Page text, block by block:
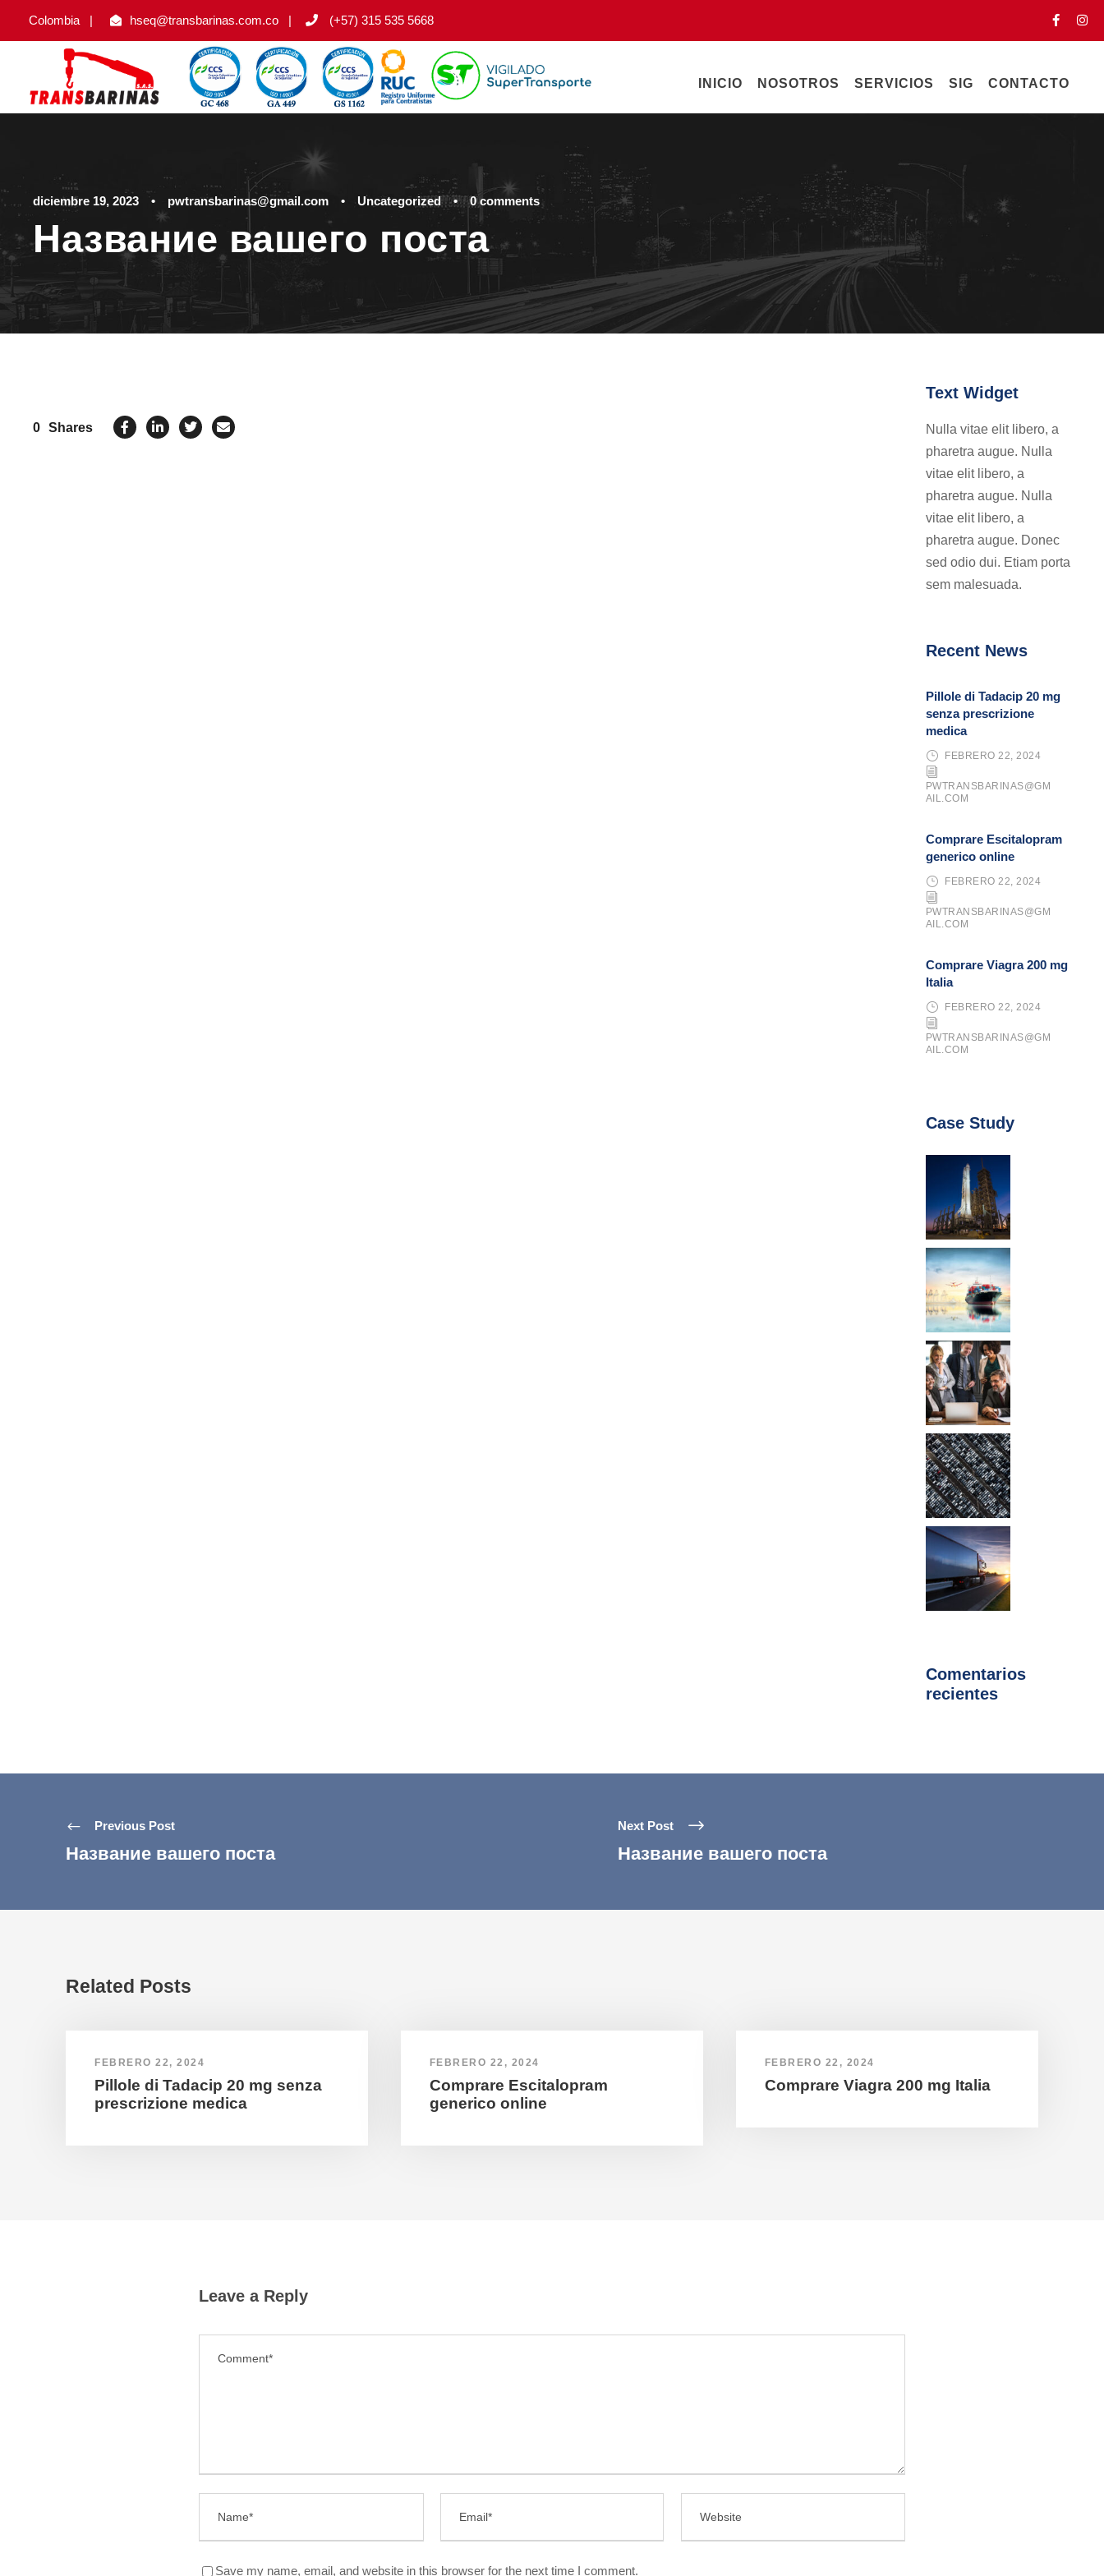
Colombia | hseq@transbarinas.com.co | (+57) 315 535 5668
INICIO NOSOTROS SERVICIOS SIG CONTACTO
diciembre 19, 2023 • pwtransbarinas@gmail.com • Uncategorized • 0 comments
Название вашего поста
0 Shares
Text Widget
Nulla vitae elit libero, a
pharetra augue. Nulla
vitae elit libero, a
pharetra augue. Nulla
vitae elit libero, a
pharetra augue. Donec
sed odio dui. Etiam porta
sem malesuada.
Recent News
Pillole di Tadacip 20 mg
senza prescrizione
medica
FEBRERO 22, 2024
PWTRANSBARINAS@GM
AIL.COM
Comprare Escitalopram
generico online
FEBRERO 22, 2024
PWTRANSBARINAS@GM
AIL.COM
Comprare Viagra 200 mg
Italia
FEBRERO 22, 2024
PWTRANSBARINAS@GM
AIL.COM
Case Study
Comentarios
recientes
Previous Post
Название вашего поста
Next Post
Название вашего поста
Related Posts
FEBRERO 22, 2024
Pillole di Tadacip 20 mg senza
prescrizione medica
FEBRERO 22, 2024
Comprare Escitalopram
generico online
FEBRERO 22, 2024
Comprare Viagra 200 mg Italia
Leave a Reply
Save my name, email, and website in this browser for the next time I comment.